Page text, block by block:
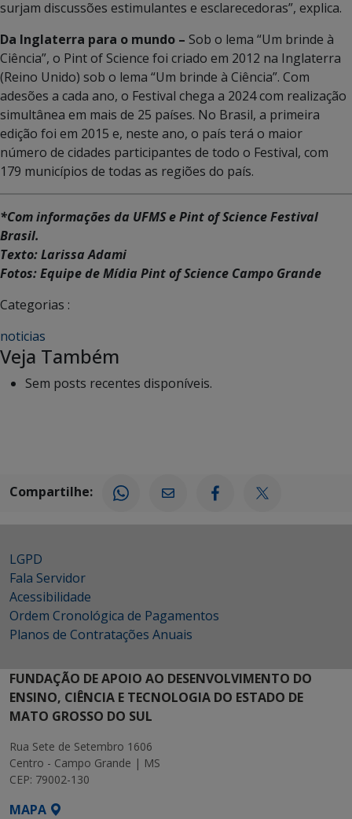
surjam discussões estimulantes e esclarecedoras”, explica.
Da Inglaterra para o mundo – Sob o lema “Um brinde à
Ciência”, o Pint of Science foi criado em 2012 na Inglaterra
(Reino Unido) sob o lema “Um brinde à Ciência”. Com
adesões a cada ano, o Festival chega a 2024 com realização
simultânea em mais de 25 países. No Brasil, a primeira
edição foi em 2015 e, neste ano, o país terá o maior
número de cidades participantes de todo o Festival, com
179 municípios de todas as regiões do país.
*Com informações da UFMS e Pint of Science Festival
Brasil.
Texto: Larissa Adami
Fotos: Equipe de Mídia Pint of Science Campo Grande
Categorias :
noticias
Veja Também
Sem posts recentes disponíveis.
Compartilhe:
LGPD
Fala Servidor
Acessibilidade
Ordem Cronológica de Pagamentos
Planos de Contratações Anuais
FUNDAÇÃO DE APOIO AO DESENVOLVIMENTO DO
ENSINO, CIÊNCIA E TECNOLOGIA DO ESTADO DE
MATO GROSSO DO SUL
Rua Sete de Setembro 1606
Centro - Campo Grande | MS
CEP: 79002-130
MAPA